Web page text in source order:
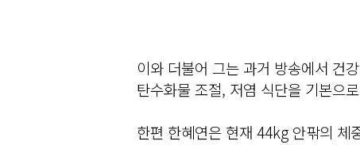
이와 더불어 그는 과거 방송에서 건
탄수화물 조절, 저염 식단을 기본으
한편 한혜연은 현재 44kg 안팎의 체